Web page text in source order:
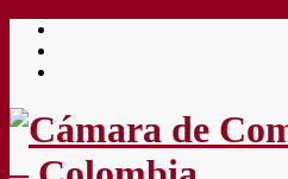
Saltar
contenido